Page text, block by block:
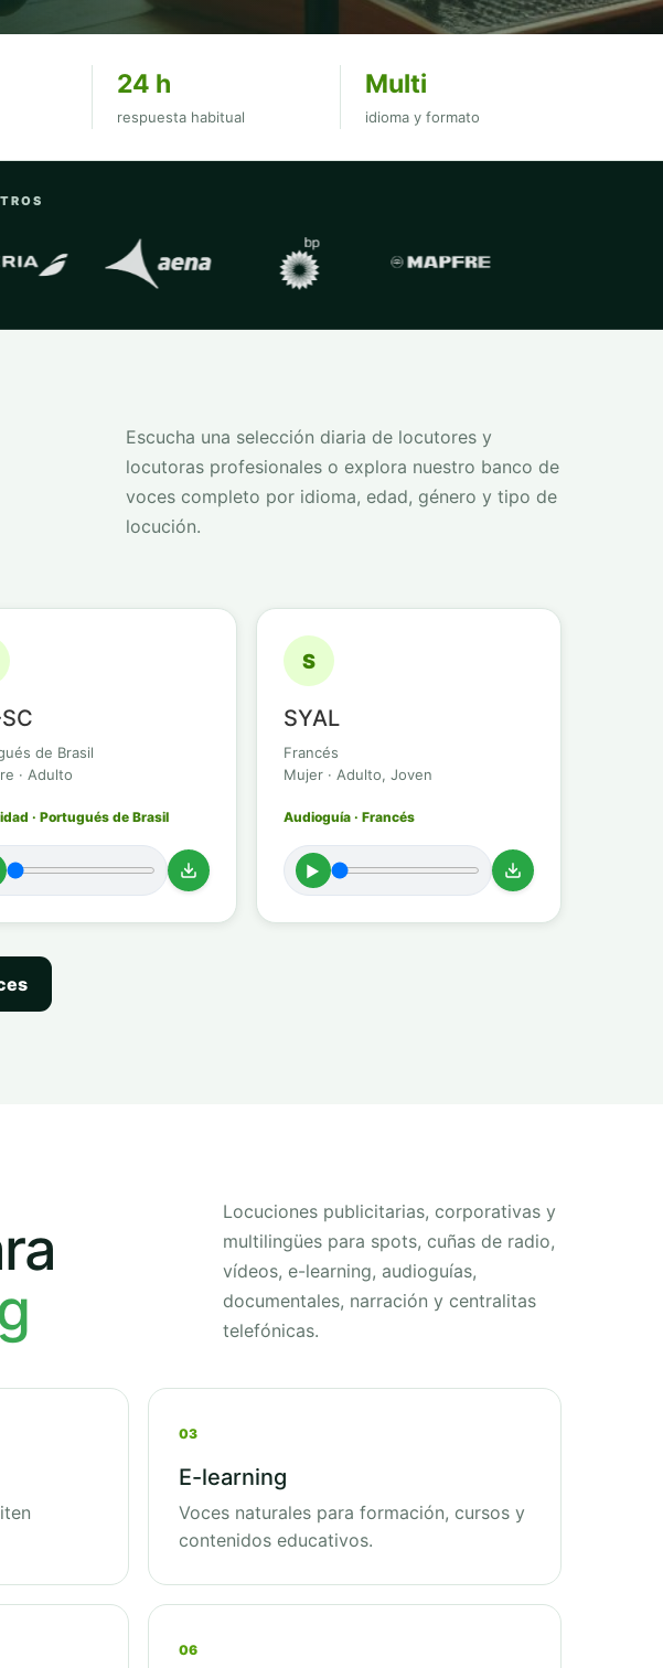
24 h
respuesta habitual
Multi
idioma y formato
QVoice
Escucha una selección diaria de locutores y
locutoras profesionales o explora nuestro banco de
voces completo por idioma, edad, género y tipo de
locución.
de Brasil
· Adulto
· Portugués de Brasil
S
SYAL
Francés
Mujer · Adulto, Joven
Audioguía · Francés
►
Locuciones publicitarias, corporativas y
multilingües para spots, cuñas de radio,
vídeos, e-learning, audioguías,
documentales, narración y centralitas
telefónicas.
03
E-learning
Voces naturales para formación, cursos y
contenidos educativos.
06